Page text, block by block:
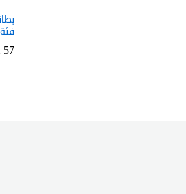
فئة 50 يورو
57
57